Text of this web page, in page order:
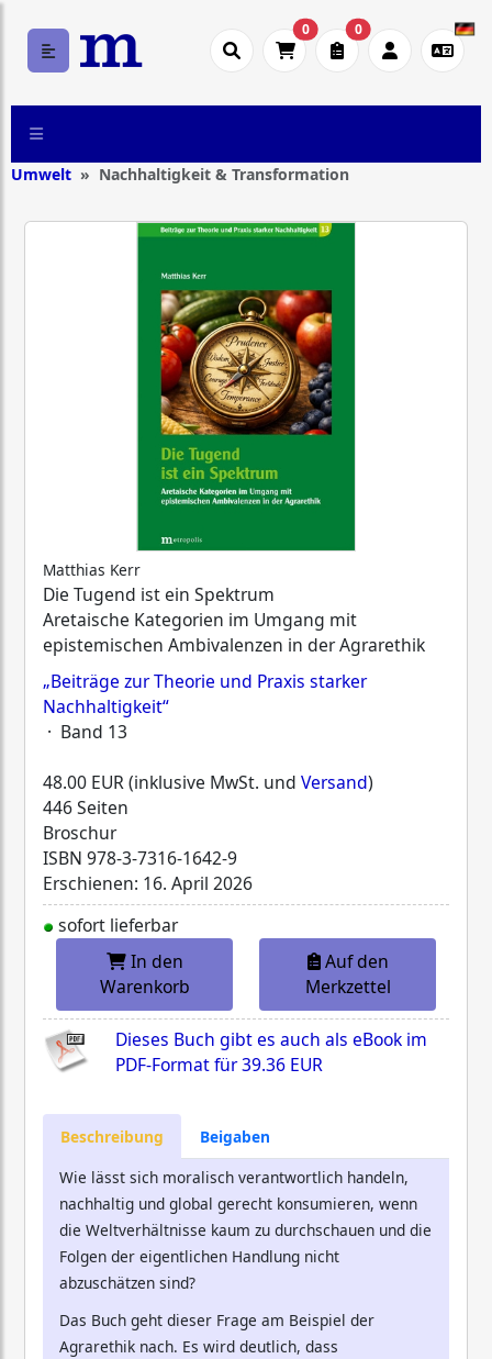
0 0
Umwelt Nachhaltigkeit & Transformation
Matthias Kerr
Die Tugend ist ein Spektrum
Aretaische Kategorien im Umgang mit
epistemischen Ambivalenzen in der Agrarethik
„Beiträge zur Theorie und Praxis starker
Nachhaltigkeit“
· Band 13
48.00 EUR (inklusive MwSt. und Versand)
446 Seiten
Broschur
ISBN 978-3-7316-1642-9
Erschienen: 16. April 2026
sofort lieferbar
In den
Warenkorb
Auf den
Merkzettel
Dieses Buch gibt es auch als eBook im
PDF-Format für39.36 EUR
Beschreibung
Beigaben
Wie lässt sich moralisch verantwortlich handeln,
nachhaltig und global gerecht konsumieren, wenn
die Weltverhältnisse kaum zu durchschauen und die
Folgen der eigentlichen Handlung nicht
abzuschätzen sind?
Das Buch geht dieser Frage am Beispiel der
Agrarethik nach. Es wird deutlich, dass